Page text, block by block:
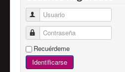
Usuario
Contraseña
Recuérdeme
Identificarse